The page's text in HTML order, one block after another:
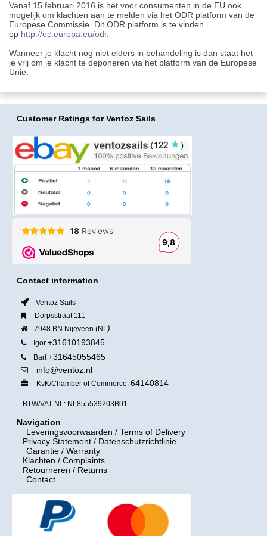
Vanaf 15 februari 2016 is het voor consumenten in de EU ook
mogelijk om klachten aan te melden via het ODR platform van de
Europese Commissie. Dit ODR platform is te vinden
op http://ec.europa.eu/odr.
Wanneer je klacht nog niet elders in behandeling is dan staat het
je vrij om je klacht te deponeren via het platform van de Europese
Unie.
Customer Ratings for Ventoz Sails
Contact information
Ventoz Sails
Dorpsstraat 111
7948 BN Nijeveen (NL )
Igor +31610193845
Bart+31645055465
info@ventoz.nl
KvK/Chamber of Commerce: 64140814
BTW/VAT NL: NL855539203B01
Navigation
Leveringsvoorwaarden / Terms of Delivery
Privacy Statement / Datenschutzrichtlinie
Garantie / Warranty
Klachten / Complaints
Retourneren / Returns
Contact